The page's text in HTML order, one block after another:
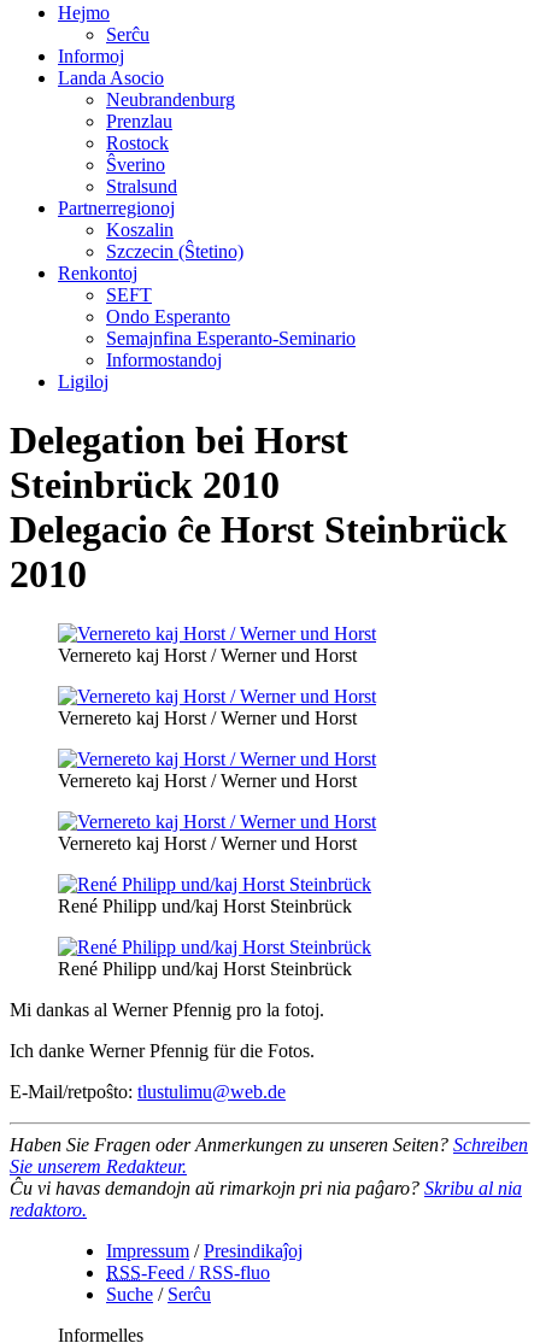
Hejmo
Serĉu
Informoj
Landa Asocio
Neubrandenburg
Prenzlau
Rostock
Ŝverino
Stralsund
Partnerregionoj
Koszalin
Szczecin (Ŝtetino)
Renkontoj
SEFT
Ondo Esperanto
Semajnfina Esperanto-Seminario
Informostandoj
Ligiloj
Delegation bei Horst
Steinbrück 2010
Delegacio ĉe Horst Steinbrück
2010
Vernereto kaj Horst / Werner und Horst
Vernereto kaj Horst / Werner und Horst
Vernereto kaj Horst / Werner und Horst
Vernereto kaj Horst / Werner und Horst
René Philipp und/kaj Horst Steinbrück
René Philipp und/kaj Horst Steinbrück
Mi dankas al Werner Pfennig pro la fotoj.
Ich danke Werner Pfennig für die Fotos.
E-Mail/retpoŝto: tlustulimu@web.de
Haben Sie Fragen oder Anmerkungen zu unseren Seiten? Schreiben
Sie unserem Redakteur.
Ĉu vi havas demandojn aŭ rimarkojn pri nia paĝaro? Skribu al nia
redaktoro.
Impressum /Presindikaĵoj
RSS-Feed / RSS-fluo
Suche / Serĉu
Informelles